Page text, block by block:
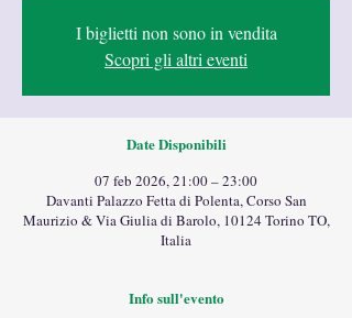
I biglietti non sono in vendita
Scopri gli altri eventi
Date Disponibili
07 feb 2026, 21:00 – 23:00
Davanti Palazzo Fetta di Polenta, Corso San
Maurizio & Via Giulia di Barolo, 10124 Torino TO,
Italia
Info sull'evento